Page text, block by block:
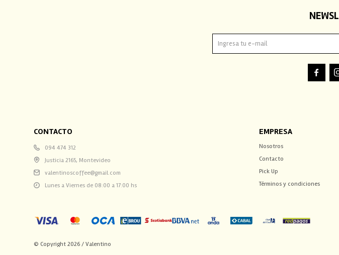
CONTACTO
094 474 312
Justicia 2165, Montevideo
valentinoscoffee@gmail.com
Lunes a Viernes de 08:00 a 17:00 hs
EMPRESA
Nosotros
Contacto
Pick Up
Términos y condiciones

© Copyright 2026 / Valentino